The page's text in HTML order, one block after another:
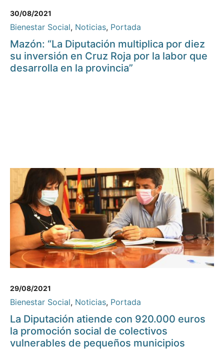
30/08/2021
Bienestar Social, Noticias, Portada
Mazón: “La Diputación multiplica por diez
su inversión en Cruz Roja por la labor que
desarrolla en la provincia”
29/08/2021
Bienestar Social, Noticias, Portada
La Diputación atiende con 920.000 euros
la promoción social de colectivos
vulnerables de pequeños municipios